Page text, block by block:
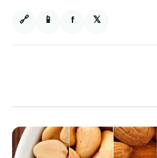
𝕏
f
📱
🔗